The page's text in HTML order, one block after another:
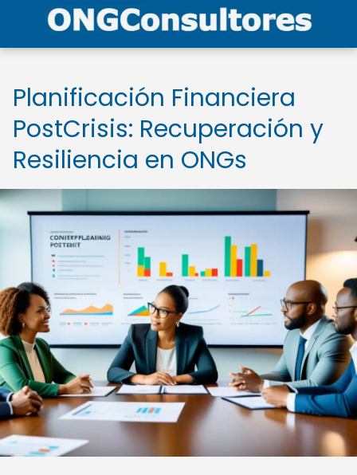
Planificación Financiera
PostCrisis: Recuperación y
Resiliencia en ONGs